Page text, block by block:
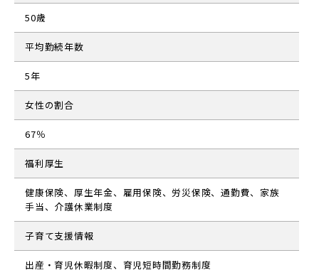
50歳
平均勤続年数
5年
女性の割合
67％
福利厚生
健康保険、厚生年金、雇用保険、労災保険、通勤費、家族
手当、介護休業制度
子育て支援情報
出産・育児休暇制度、育児短時間勤務制度